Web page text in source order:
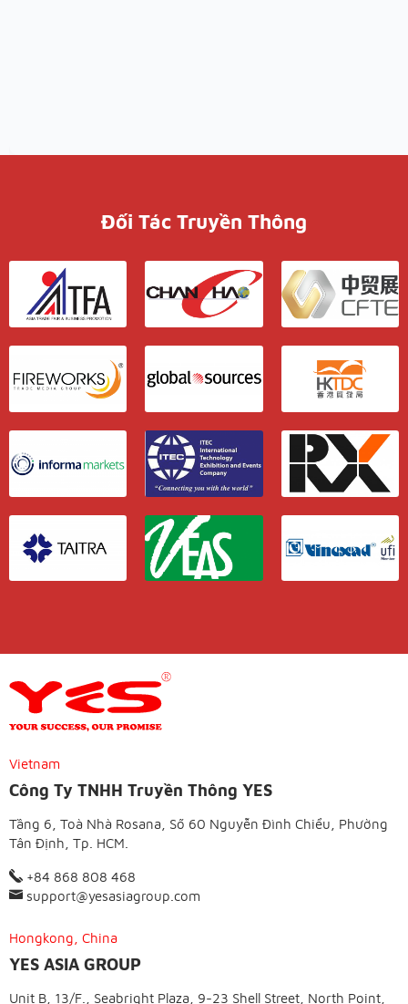
Đối Tác Truyền Thông
Vietnam
Công Ty TNHH Truyền Thông YES
Tầng 6, Toà Nhà Rosana, Số 60 Nguyễn Đình Chiểu, Phường
Tân Định, Tp. HCM.
+84 868 808 468
support@yesasiagroup.com
Hongkong, China
YES ASIA GROUP
Unit B, 13/F., Seabright Plaza, 9-23 Shell Street, North Point,